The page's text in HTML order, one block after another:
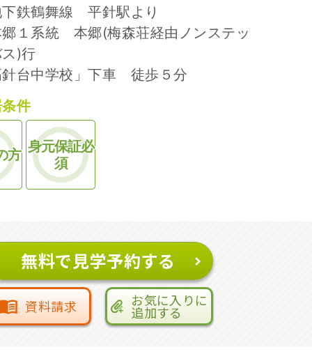
鉄鶴舞線 平針駅より
１系統 本郷(梅森荘経由ノンステッ
)行
台中学校」下車 徒歩５分
件
方 身元保証必
須
無料で見学予約する
資料請求 お気に入りに
追加する